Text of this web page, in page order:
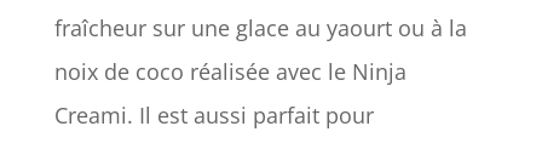
fraîcheur sur une glace au yaourt ou à la
noix de coco réalisée avec le Ninja
Creami. Il est aussi parfait pour